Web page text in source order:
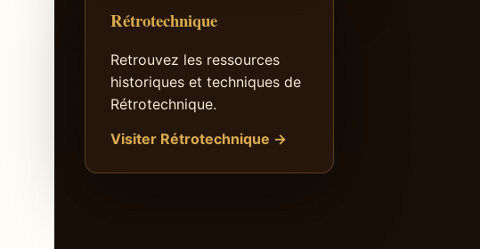
Rétrotechnique
Retrouvez les ressources
historiques et techniques de
Rétrotechnique.
Visiter Rétrotechnique →